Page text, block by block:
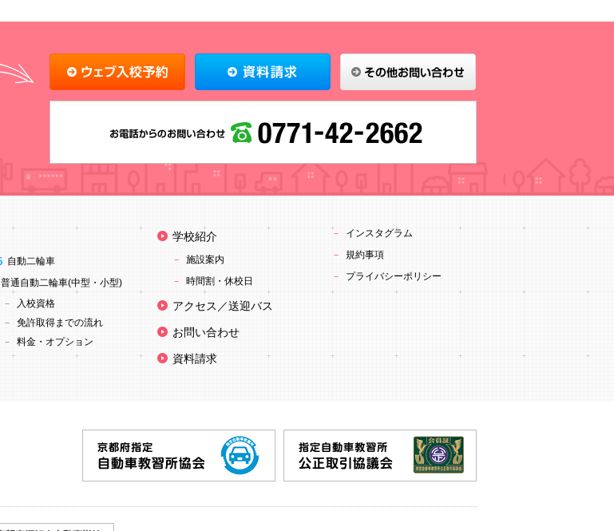
自動二輪車
普通自動二輪車(中型・小型)
入校資格
免許取得までの流れ
料金・オプション
学校紹介
施設案内
時間割・休校日
アクセス／送迎バス
お問い合わせ
資料請求
インスタグラム
規約事項
プライバシーポリシー